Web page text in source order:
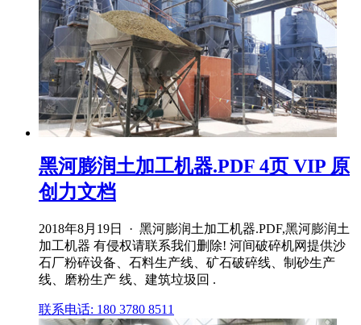
黑河膨润土加工机器.PDF 4页 VIP 原
创力文档
2018年8月19日 · 黑河膨润土加工机器.PDF,黑河膨润土
加工机器 有侵权请联系我们删除! 河间破碎机网提供沙
石厂粉碎设备、石料生产线、矿石破碎线、制砂生产
线、磨粉生产 线、建筑垃圾回 .
联系电话: 180 3780 8511